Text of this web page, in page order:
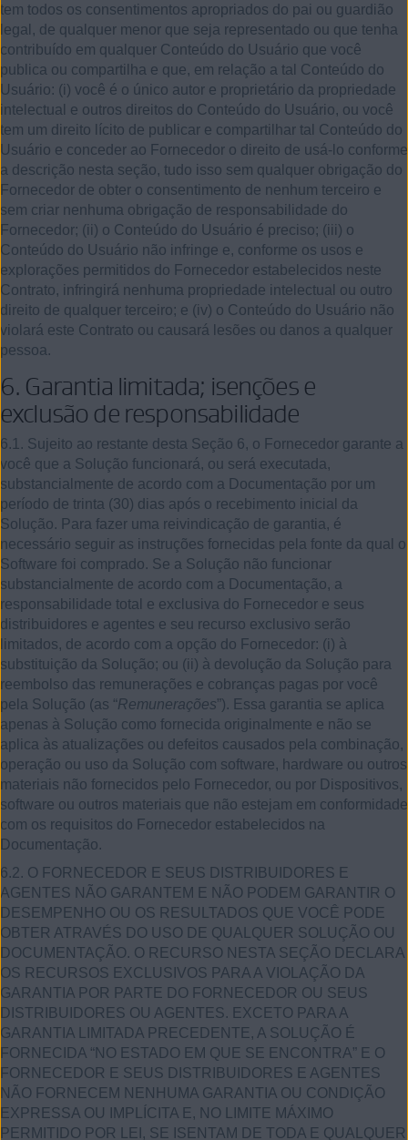
tem todos os consentimentos apropriados do pai ou guardião
legal, de qualquer menor que seja representado ou que tenha
contribuído em qualquer Conteúdo do Usuário que você
publica ou compartilha e que, em relação a tal Conteúdo do
Usuário: (i) você é o único autor e proprietário da propriedade
intelectual e outros direitos do Conteúdo do Usuário, ou você
tem um direito lícito de publicar e compartilhar tal Conteúdo do
Usuário e conceder ao Fornecedor o direito de usá-lo conforme
a descrição nesta seção, tudo isso sem qualquer obrigação do
Fornecedor de obter o consentimento de nenhum terceiro e
sem criar nenhuma obrigação de responsabilidade do
Fornecedor; (ii) o Conteúdo do Usuário é preciso; (iii) o
Conteúdo do Usuário não infringe e, conforme os usos e
explorações permitidos do Fornecedor estabelecidos neste
Contrato, infringirá nenhuma propriedade intelectual ou outro
direito de qualquer terceiro; e (iv) o Conteúdo do Usuário não
violará este Contrato ou causará lesões ou danos a qualquer
pessoa.
6. Garantia limitada; isenções e
exclusão de responsabilidade
6.1. Sujeito ao restante desta Seção 6, o Fornecedor garante a
você que a Solução funcionará, ou será executada,
substancialmente de acordo com a Documentação por um
período de trinta (30) dias após o recebimento inicial da
Solução. Para fazer uma reivindicação de garantia, é
necessário seguir as instruções fornecidas pela fonte da qual o
Software foi comprado. Se a Solução não funcionar
substancialmente de acordo com a Documentação, a
responsabilidade total e exclusiva do Fornecedor e seus
distribuidores e agentes e seu recurso exclusivo serão
limitados, de acordo com a opção do Fornecedor: (i) à
substituição da Solução; ou (ii) à devolução da Solução para
reembolso das remunerações e cobranças pagas por você
pela Solução (as “Remunerações”). Essa garantia se aplica
apenas à Solução como fornecida originalmente e não se
aplica às atualizações ou defeitos causados pela combinação,
operação ou uso da Solução com software, hardware ou outros
materiais não fornecidos pelo Fornecedor, ou por Dispositivos,
software ou outros materiais que não estejam em conformidade
com os requisitos do Fornecedor estabelecidos na
Documentação.
6.2. O FORNECEDOR E SEUS DISTRIBUIDORES E
AGENTES NÃO GARANTEM E NÃO PODEM GARANTIR O
DESEMPENHO OU OS RESULTADOS QUE VOCÊ PODE
OBTER ATRAVÉS DO USO DE QUALQUER SOLUÇÃO OU
DOCUMENTAÇÃO. O RECURSO NESTA SEÇÃO DECLARA
OS RECURSOS EXCLUSIVOS PARA A VIOLAÇÃO DA
GARANTIA POR PARTE DO FORNECEDOR OU SEUS
DISTRIBUIDORES OU AGENTES. EXCETO PARA A
GARANTIA LIMITADA PRECEDENTE, A SOLUÇÃO É
FORNECIDA “NO ESTADO EM QUE SE ENCONTRA” E O
FORNECEDOR E SEUS DISTRIBUIDORES E AGENTES
NÃO FORNECEM NENHUMA GARANTIA OU CONDIÇÃO
EXPRESSA OU IMPLÍCITA E, NO LIMITE MÁXIMO
PERMITIDO POR LEI, SE ISENTAM DE TODA E QUALQUER